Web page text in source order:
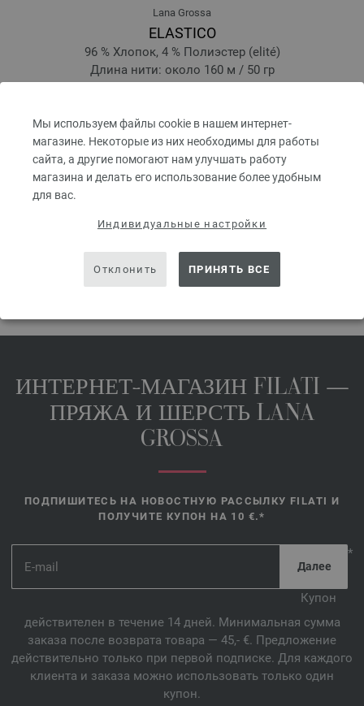
Мы используем файлы cookie в нашем интернет-
магазине. Некоторые из них необходимы для работы
сайта, а другие помогают нам улучшать работу
магазина и делать его использование более удобным
для вас.
Индивидуальные настройки
Отклонить ПРИНЯТЬ ВСЕ
Lana Grossa
ELASTICO
96 % Хлопок, 4 % Полиэстер (elité)
Длина нити: около 160 м / 50 гр
5,42 $
без НДС, без учета стоимости доставки, Цена за единицу: 93,20 €
prev next
ПОДЕЛИТЬСЯ ЭТОЙ СТРАНИЦЕЙ
ИНТЕРНЕТ-МАГАЗИН FILATI —
ПРЯЖА И ШЕРСТЬ LANA
GROSSA
ПОДПИШИТЕСЬ НА НОВОСТНУЮ РАССЫЛКУ FILATI И
ПОЛУЧИТЕ КУПОН НА 10 €.*
*
Купон
действителен в течение 14 дней. Минимальная сумма
заказа после возврата товара — 45,- €. Предложение
действительно только при первой подписке. Для каждого
клиента и заказа можно использовать только один
купон.